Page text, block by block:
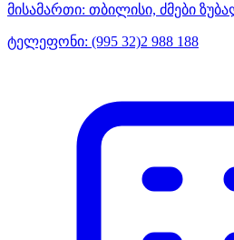
მისამართი: თბილისი, ძმები
ტელეფონი: (995 32)2 988 188